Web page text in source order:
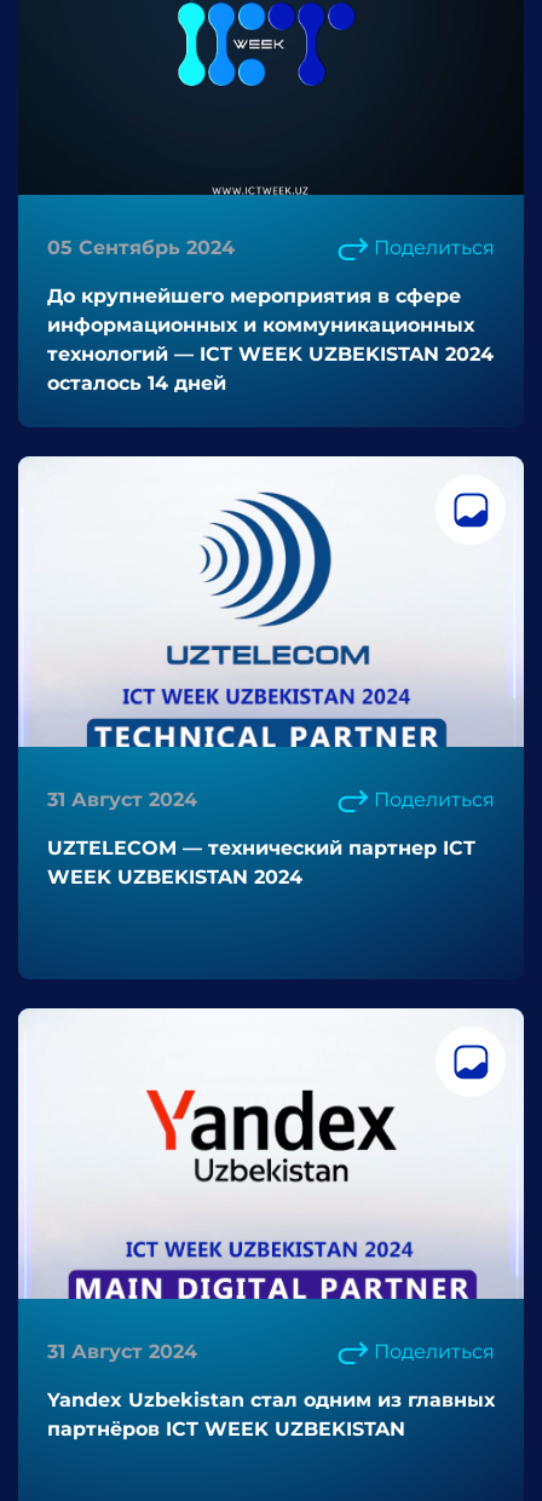
05 Сентябрь 2024 Поделиться
До крупнейшего мероприятия в сфере
информационных и коммуникационных
технологий — ICT WEEK UZBEKISTAN 2024
осталось 14 дней
31 Август 2024 Поделиться
UZTELECOM — технический партнер ICT
WEEK UZBEKISTAN 2024
31 Август 2024 Поделиться
Yandex Uzbekistan стал одним из главных
партнёров ICT WEEK UZBEKISTAN